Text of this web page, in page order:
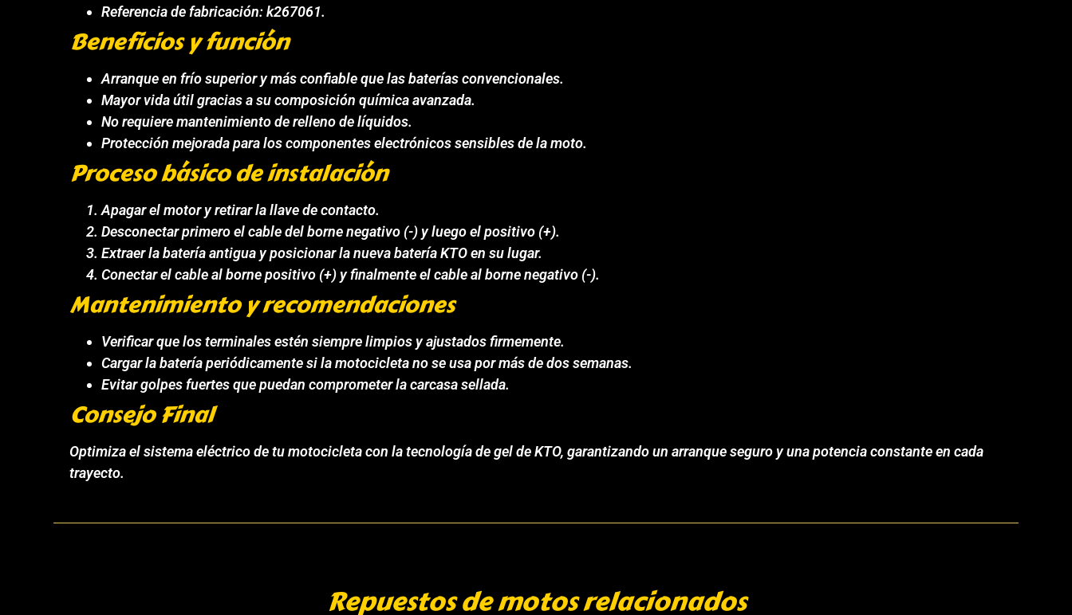
Referencia de fabricación: k267061.
Beneficios y función
Arranque en frío superior y más confiable que las baterías convencionales.
Mayor vida útil gracias a su composición química avanzada.
No requiere mantenimiento de relleno de líquidos.
Protección mejorada para los componentes electrónicos sensibles de la moto.
Proceso básico de instalación
Apagar el motor y retirar la llave de contacto.
Desconectar primero el cable del borne negativo (-) y luego el positivo (+).
Extraer la batería antigua y posicionar la nueva batería KTO en su lugar.
Conectar el cable al borne positivo (+) y finalmente el cable al borne negativo (-).
Mantenimiento y recomendaciones
Verificar que los terminales estén siempre limpios y ajustados firmemente.
Cargar la batería periódicamente si la motocicleta no se usa por más de dos semanas.
Evitar golpes fuertes que puedan comprometer la carcasa sellada.
Consejo Final
Optimiza el sistema eléctrico de tu motocicleta con la tecnología de gel de KTO, garantizando un arranque seguro y una potencia constante en cada
trayecto.
Repuestos de motos relacionados